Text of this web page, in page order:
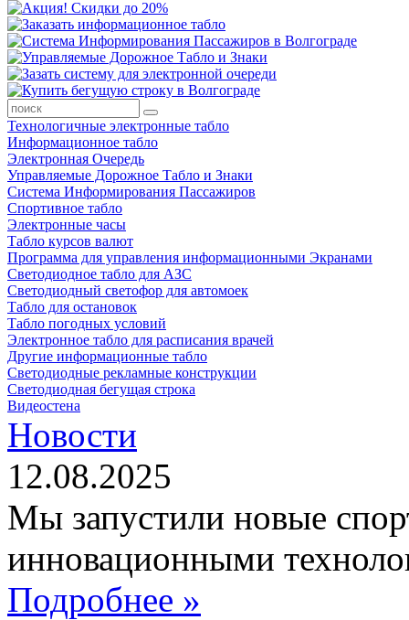
Технологичные электронные табло
Информационное табло
Электронная Очередь
Управляемые Дорожное Табло и Знаки
Система Информирования Пассажиров
Спортивное табло
Электронные часы
Табло курсов валют
Программа для управления информационными Экранами
Светодиодное табло для АЗС
Светодиодный светофор для автомоек
Табло для остановок
Табло погодных условий
Электронное табло для расписания врачей
Другие информационные табло
Светодиодные рекламные конструкции
Светодиодная бегущая строка
Видеостена
Новости
12.08.2025
Мы запустили новые
инновационными
Подробнее »